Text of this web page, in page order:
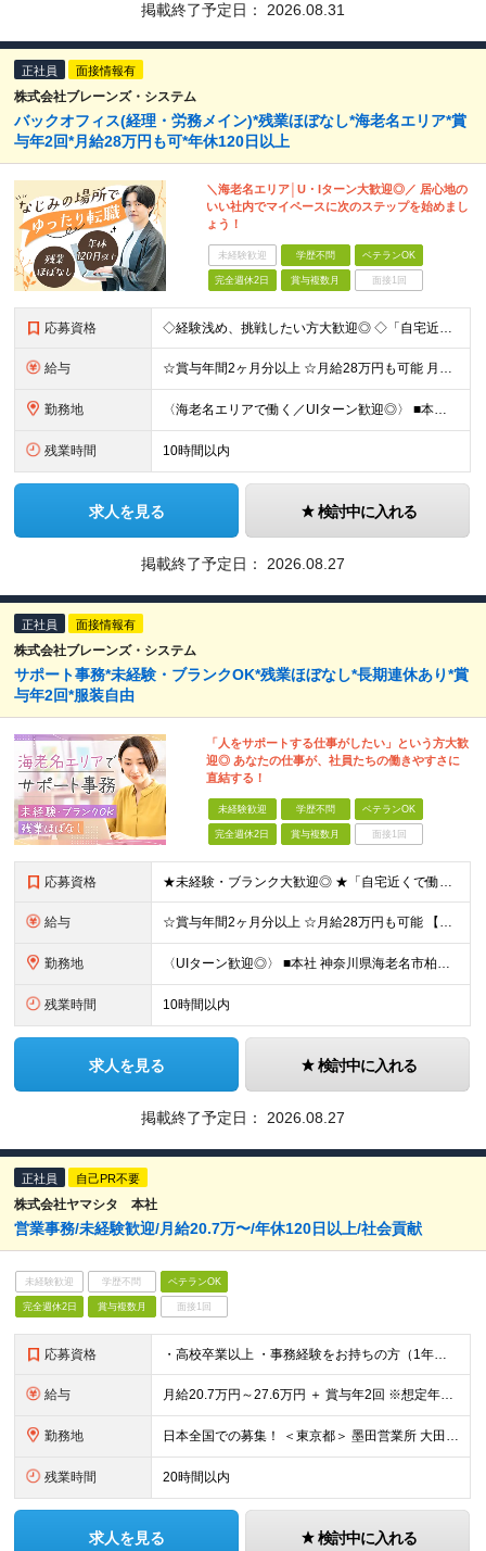
掲載終了予定日： 2026.08.31
正社員 面接情報有
株式会社ブレーンズ・システム
バックオフィス(経理・労務メイン)*残業ほぼなし*海老名エリア*賞
与年2回*月給28万円も可*年休120日以上
＼海老名エリア│U・Iターン大歓迎◎／ 居心地の
いい社内でマイペースに次のステップを始めまし
ょう！
未経験歓迎 学歴不問 ベテランOK
完全週休2日 賞与複数月 面接1回
応募資格 ◇経験浅め、挑戦したい方大歓迎◎ ◇「自宅近くで働きたい」もOKです！ ■学歴不問 ■経理業務の経験をお持ちの方（年数不問／一部分のご経験でもOK！） ～このような方を歓迎します！～ ◆自宅から
給与 ☆賞与年間2ヶ月分以上 ☆月給28万円も可能 月給25万～28万円 ※給与は経験・スキルに応じて適宜相談可能です ※試用期間3ヶ月（その間の給与・待遇に差異はありません） ※残業代は別途全額支給し
勤務地 〈海老名エリアで働く／UIターン歓迎◎〉 ■本社 神奈川県海老名市柏ケ谷四丁目9番地26号 (変更の範囲)上記を除く当社関連勤務地
残業時間 10時間以内
求人を見る 検討中に入れる
掲載終了予定日： 2026.08.27
正社員 面接情報有
株式会社ブレーンズ・システム
サポート事務*未経験・ブランクOK*残業ほぼなし*長期連休あり*賞
与年2回*服装自由
「人をサポートする仕事がしたい」という方大歓
迎◎ あなたの仕事が、社員たちの働きやすさに
直結する！
未経験歓迎 学歴不問 ベテランOK
完全週休2日 賞与複数月 面接1回
応募資格 ★未経験・ブランク大歓迎◎ ★「自宅近くで働きたい」もOKです！ ◇学歴不問 ◇未経験OK ◇PCの基礎操作が可能な方※Word、Excelの入力ができるレベル ～このような方を歓迎します！～ ◆
給与 ☆賞与年間2ヶ月分以上 ☆月給28万円も可能 【未経験の方】 月給22万～24万円 【事務経験者の方】 月給25万～28万円 ※給与は経験・スキルに応じて適宜相談可能です ※試用期間3ヶ月（その
勤務地 〈UIターン歓迎◎〉 ■本社 神奈川県海老名市柏ケ谷四丁目9番地26号 (変更の範囲)上記を除く当社関連勤務地
残業時間 10時間以内
求人を見る 検討中に入れる
掲載終了予定日： 2026.08.27
正社員 自己PR不要
株式会社ヤマシタ 本社
営業事務/未経験歓迎/月給20.7万〜/年休120日以上/社会貢献
未経験歓迎 学歴不問 ベテランOK
完全週休2日 賞与複数月 面接1回
応募資格 ・高校卒業以上 ・事務経験をお持ちの方（1年以上） ・基本的なPC操作（Excel、Word等）が可能な方
給与 月給20.7万円～27.6万円 ＋ 賞与年2回 ※想定年収：300万円～400万円 ※スキル・経験、前職給与等を考慮し決定します ※残業が発生した場合は、時間外勤務手当を全額支給します ※試用期間3
勤務地 日本全国での募集！ ＜東京都＞ 墨田営業所 大田営業所 ＜神奈川県＞ 中原営業所 藤沢営業所 ＜静岡県＞ 焼津営業所 ＜愛知県＞ 名古屋南営業所 豊田営業所 ＜和歌山県＞ 和歌山営業
残業時間 20時間以内
求人を見る 検討中に入れる